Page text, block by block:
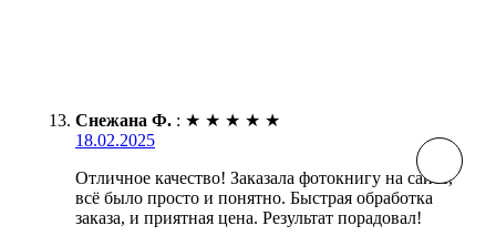
Снежана Ф. : ★ ★ ★ ★ ★
18.02.2025
Отличное качество! Заказала фотокнигу на сайте,
всё было просто и понятно. Быстрая обработка
заказа, и приятная цена. Результат порадовал!